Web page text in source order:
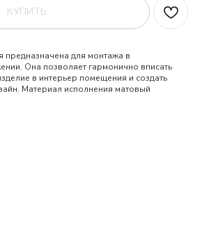
КУПИТЬ
предназначена для монтажа в
Она позволяет гармонично вписать
в интерьер помещения и создать
Материал исполнения матовый